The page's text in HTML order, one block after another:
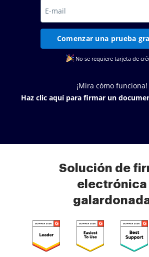
Comenzar una prueba
No se requiere tarjeta de
¡Mira cómo funciona!
Haz clic aquí para firmar un
Solución de
electrónica